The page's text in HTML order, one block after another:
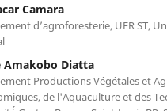
Camara
d’agroforesterie, UFR ST,
Amakobo Diatta
Productions Végétales et
de l'Aquaculture et des